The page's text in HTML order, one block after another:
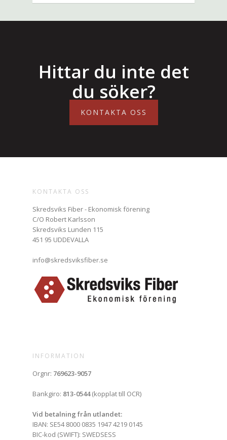
Hittar du inte det
du söker?
KONTAKTA OSS
KONTAKTA OSS
Skredsviks Fiber - Ekonomisk förening
C/O Robert Karlsson
Skredsviks Lunden 115
451 95 UDDEVALLA
info@skredsviksfiber.se
INFORMATION
Orgnr: 769623-9057
Bankgiro: 813-0544(kopplat till OCR)
Vid betalning från utlandet:
IBAN: SE54 8000 0835 1947 4219 0145
BIC-kod (SWIFT): SWEDSESS